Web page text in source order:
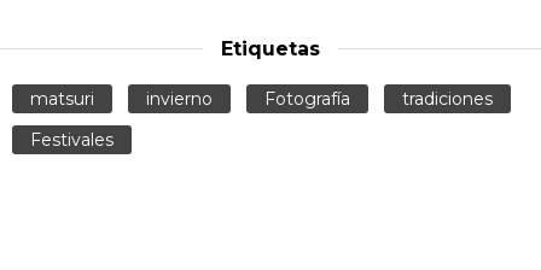
Etiquetas
matsuri invierno Fotografía
tradiciones
Festivales